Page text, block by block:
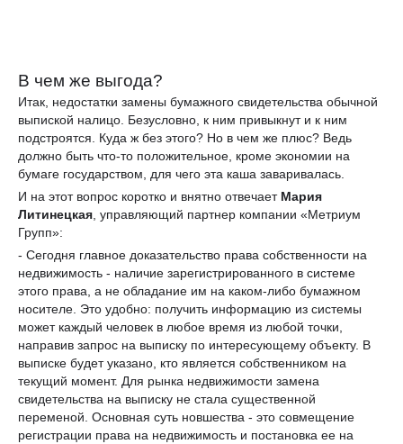
В чем же выгода?
Итак, недостатки замены бумажного свидетельства обычной
выпиской налицо. Безусловно, к ним привыкнут и к ним
подстроятся. Куда ж без этого? Но в чем же плюс? Ведь
должно быть что-то положительное, кроме экономии на
бумаге государством, для чего эта каша заваривалась.
И на этот вопрос коротко и внятно отвечает Мария
Литинецкая , управляющий партнер компании «Метриум
Групп»:
- Сегодня главное доказательство права собственности на
недвижимость - наличие зарегистрированного в системе
этого права, а не обладание им на каком-либо бумажном
носителе. Это удобно: получить информацию из системы
может каждый человек в любое время из любой точки,
направив запрос на выписку по интересующему объекту. В
выписке будет указано, кто является собственником на
текущий момент. Для рынка недвижимости замена
свидетельства на выписку не стала существенной
переменой. Основная суть новшества - это совмещение
регистрации права на недвижимость и постановка ее на